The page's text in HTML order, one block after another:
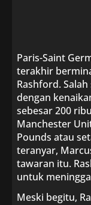
Paris-Saint
terakhir
Rashford.
dengan
sebesar 200
Manchester
Pounds atau
teranyar,
tawaran itu.
untuk
Meski begitu,